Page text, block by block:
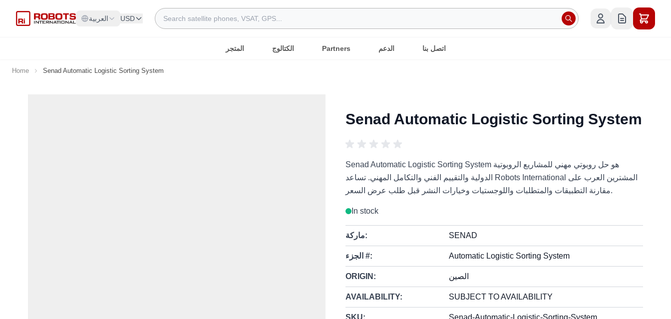
العربية USD
Search
المتجر الكتالوج Partners الدعم اتصل بنا
Home Senad Automatic Logistic Sorting System
Senad Automatic Logistic Sorting System
Senad Automatic Logistic Sorting System هو حل روبوتي مهني للمشاريع الروبوتية
الدولية والتقييم الفني والتكامل المهني. تساعد Robots International المشترين العرب على
مقارنة التطبيقات والمتطلبات واللوجستيات وخيارات النشر قبل طلب عرض السعر.
In stock
ماركة: SENAD
الجزء #: Automatic Logistic Sorting System
ORIGIN: الصين
AVAILABILITY: SUBJECT TO AVAILABILITY
SKU: Senad-Automatic-Logistic-Sorting-System